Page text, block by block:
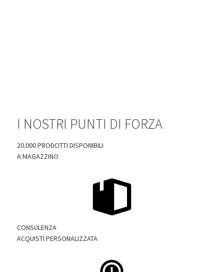
I NOSTRI PUNTI DI FORZA
20.000 PRODOTTI DISPONIBILI
A MAGAZZINO
CONSULENZA
ACQUISTI PERSONALIZZATA